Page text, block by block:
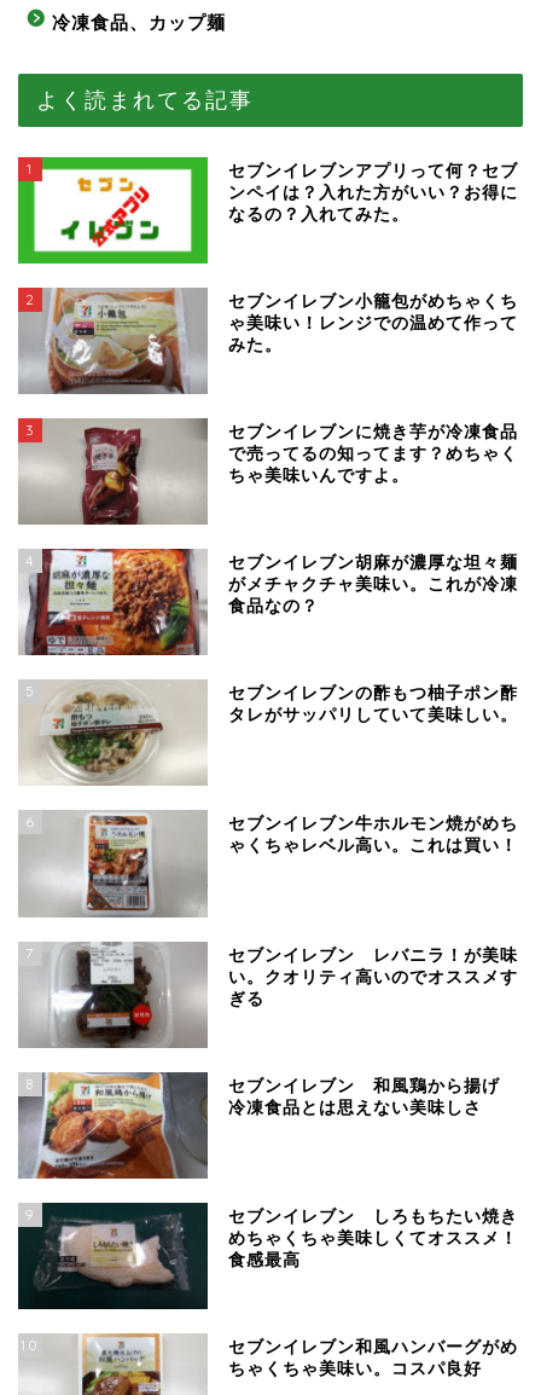
冷凍食品、カップ麺
よく読まれてる記事
1
セブンイレブンアプリって何？セブ
ンペイは？入れた方がいい？お得に
なるの？入れてみた。
2
セブンイレブン小籠包がめちゃくち
ゃ美味い！レンジでの温めて作って
みた。
3
セブンイレブンに焼き芋が冷凍食品
で売ってるの知ってます？めちゃく
ちゃ美味いんですよ。
4
セブンイレブン胡麻が濃厚な坦々麺
がメチャクチャ美味い。これが冷凍
食品なの？
5
セブンイレブンの酢もつ柚子ポン酢
タレがサッパリしていて美味しい。
6
セブンイレブン牛ホルモン焼がめち
ゃくちゃレベル高い。これは買い！
7
セブンイレブン レバニラ！が美味
い。クオリティ高いのでオススメす
ぎる
8
セブンイレブン 和風鶏から揚げ
冷凍食品とは思えない美味しさ
9
セブンイレブン しろもちたい焼き
めちゃくちゃ美味しくてオススメ！
食感最高
10
セブンイレブン和風ハンバーグがめ
ちゃくちゃ美味い。コスパ良好